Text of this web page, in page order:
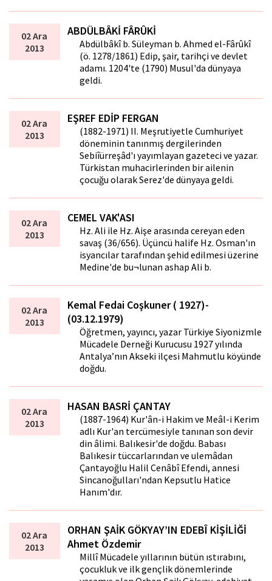
02 Ara
2013
ABDÜLBÂKİ FÂRÛKİ
Abdülbâkî b. Süleyman b. Ahmed el-Fârûkî
(ö. 1278/1861) Edip, şair, tarihçi ve devlet
adamı. 1204'te (1790) Musul'da dünyaya
geldi.
02 Ara
2013
EŞREF EDİP FERGAN
(1882-1971) II. Meşrutiyetle Cumhuriyet
döneminin tanınmış dergilerinden
Sebiîürreşâd'ı yayımlayan gazeteci ve yazar.
Türkistan muhacirlerinden bir ailenin
çocuğu olarak Serez'de dünyaya geldi.
02 Ara
2013
CEMEL VAK'ASI
Hz. Ali ile Hz. Aişe arasında cereyan eden
savaş (36/656). Üçüncü halife Hz. Osman'ın
isyancılar tarafından şehid edilmesi üzerine
Medine'de bu¬lunan ashap Ali b.
02 Ara
2013
Kemal Fedai Coşkuner ( 1927)-
(03.12.1979)
Öğretmen, yayıncı, yazar Türkiye Siyonizmle
Mücadele Derneği Kurucusu 1927 yılında
Antalya’nın Akseki ilçesi Mahmutlu köyünde
doğdu.
02 Ara
2013
HASAN BASRİ ÇANTAY
(1887-1964) Kur'ân-i Hakim ve Meâl-i Kerim
adlı Kur'an tercümesiyle tanınan son devir
din âlimi. Balıkesir'de doğdu. Babası
Balıkesir tüccarlarından ve ulemâdan
Çantayoğlu Halil Cenâbî Efendi, annesi
Sincanoğulları'ndan Kepsutlu Hatice
Hanım'dır.
02 Ara
2013
ORHAN ŞAİK GÖKYAY’IN EDEBÎ KİŞİLİĞİ
Ahmet Özdemir
Millî Mücadele yıllarının bütün ıstırabını,
çocukluk ve ilk gençlik dönemlerinde